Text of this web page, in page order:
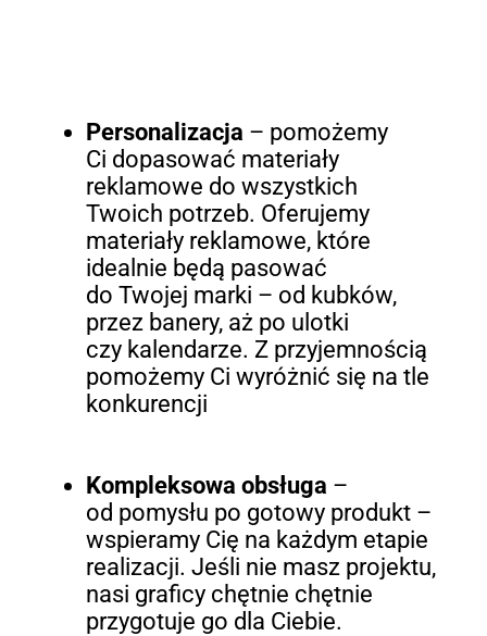
Personalizacja – pomożemy
Ci dopasować materiały
reklamowe do wszystkich
Twoich potrzeb. Oferujemy
materiały reklamowe, które
idealnie będą pasować
do Twojej marki – od kubków,
przez banery, aż po ulotki
czy kalendarze. Z przyjemnością
pomożemy Ci wyróżnić się na tle
konkurencji
Kompleksowa obsługa –
od pomysłu po gotowy produkt –
wspieramy Cię na każdym etapie
realizacji. Jeśli nie masz projektu,
nasi graficy chętnie chętnie
przygotuje go dla Ciebie.